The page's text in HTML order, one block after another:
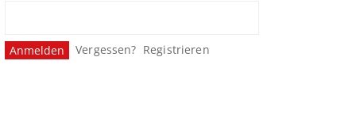
Vergessen? Registrieren